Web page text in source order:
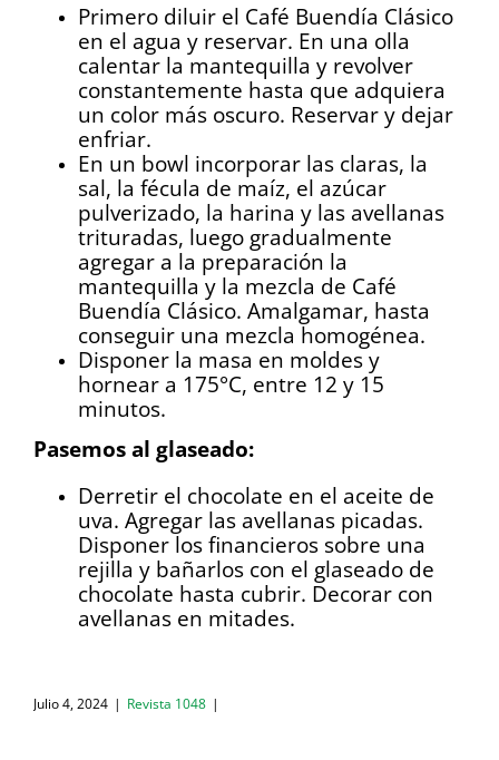
Primero diluir el Café Buendía Clásico
en el agua y reservar. En una olla
calentar la mantequilla y revolver
constantemente hasta que adquiera
un color más oscuro. Reservar y dejar
enfriar.
En un bowl incorporar las claras, la
sal, la fécula de maíz, el azúcar
pulverizado, la harina y las avellanas
trituradas, luego gradualmente
agregar a la preparación la
mantequilla y la mezcla de Café
Buendía Clásico. Amalgamar, hasta
conseguir una mezcla homogénea.
Disponer la masa en moldes y
hornear a 175°C, entre 12 y 15
minutos.
Pasemos al glaseado:
Derretir el chocolate en el aceite de
uva. Agregar las avellanas picadas.
Disponer los financieros sobre una
rejilla y bañarlos con el glaseado de
chocolate hasta cubrir. Decorar con
avellanas en mitades.
Julio 4, 2024 | Revista 1048 |